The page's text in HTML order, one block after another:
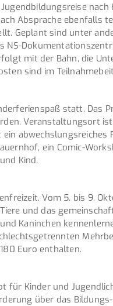
Absprache ebenfalls
Geplant sind unter
NS-
mit der Bahn, die
sind im
statt. Das
Veranstaltungsort
ein
ein Comic-
Kind.
Vom 5. bis 9.
und das
Kaninchen
Euro enthalten.
Kinder und
über das